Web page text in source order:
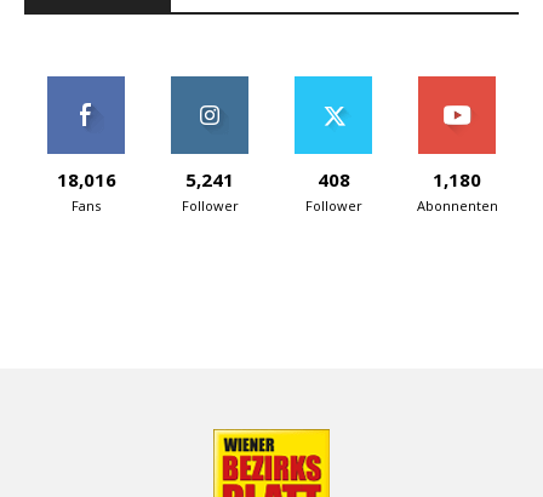
18,016
Fans
5,241
Follower
408
Follower
1,180
Abonnenten